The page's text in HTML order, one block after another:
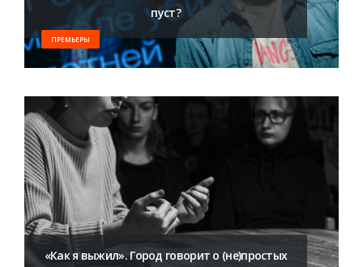
пуст?
ПРЕМЬЕРЫ
«Как я выжил». Город говорит о (не)простых